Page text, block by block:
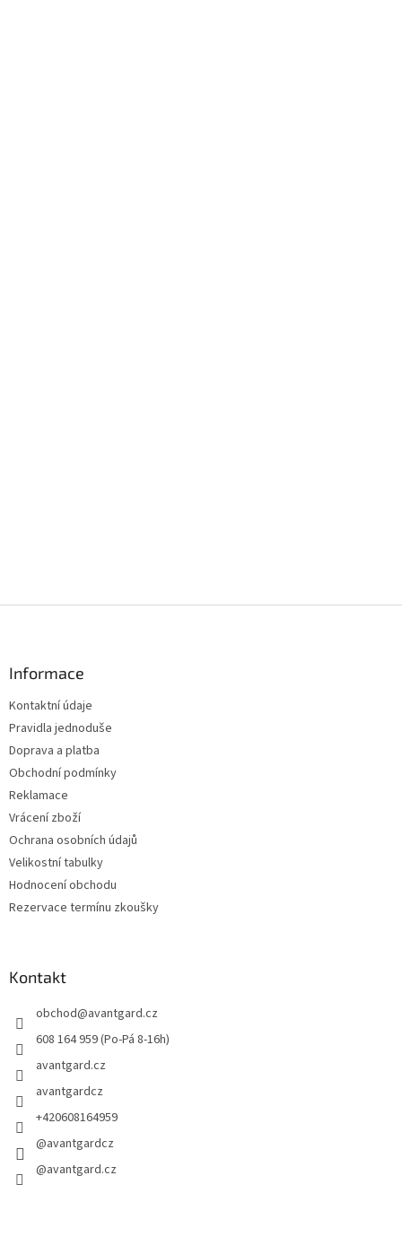
Informace
Kontaktní údaje
Pravidla jednoduše
Doprava a platba
Obchodní podmínky
Reklamace
Vrácení zboží
Ochrana osobních údajů
Velikostní tabulky
Hodnocení obchodu
Rezervace termínu zkoušky
Kontakt
obchod@avantgard.cz
608 164 959 (Po-Pá 8-16h)
avantgard.cz
avantgardcz
+420608164959
@avantgardcz
@avantgard.cz